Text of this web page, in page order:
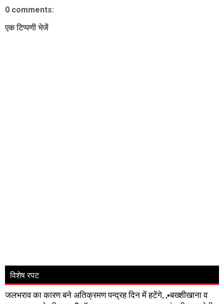
0 comments:
एक टिप्पणी भेजें
विशेष रपट
जलभराव का कारण बने अतिक्रमण पन्द्रह दिन में हटेंगे, ,▪️बख्शीखाना व